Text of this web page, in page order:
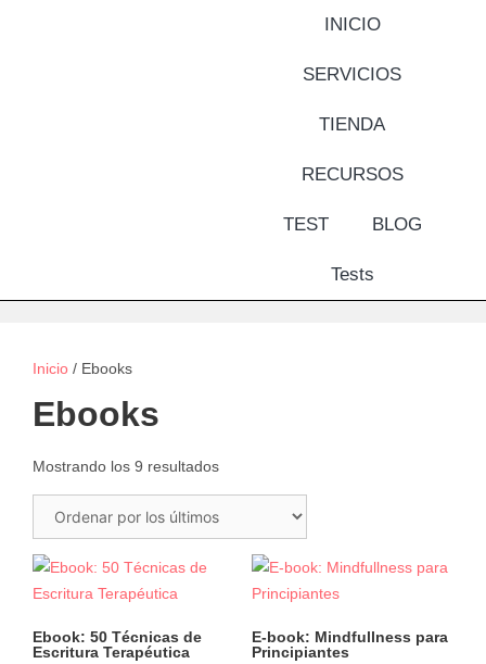
INICIO
SERVICIOS
TIENDA
RECURSOS
TEST BLOG
Tests
Inicio / Ebooks
Ebooks
Mostrando los 9 resultados
Ebook: 50 Técnicas de
Escritura Terapéutica
E-book: Mindfullness para
Principiantes